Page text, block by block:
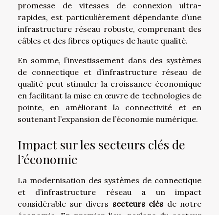
promesse de vitesses de connexion ultra-
rapides, est particulièrement dépendante d’une
infrastructure réseau robuste, comprenant des
câbles et des fibres optiques de haute qualité.
En somme, l’investissement dans des systèmes
de connectique et d’infrastructure réseau de
qualité peut stimuler la croissance économique
en facilitant la mise en œuvre de technologies de
pointe, en améliorant la connectivité et en
soutenant l’expansion de l’économie numérique.
Impact sur les secteurs clés de
l’économie
La modernisation des systèmes de connectique
et d’infrastructure réseau a un impact
considérable sur divers secteurs clés de notre